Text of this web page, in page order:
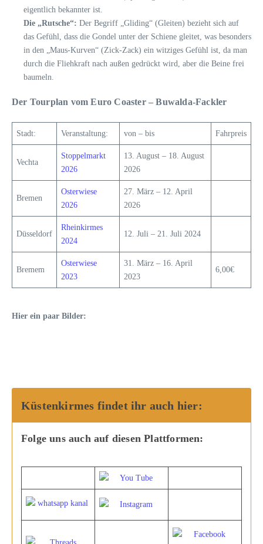
eigentlich bekannter ist.
Die „Rutsche“: Der Begriff „Gliding“ (Gleiten) bezieht sich auf
das Gefühl, dass die Gondel unter der Schiene gleitet, was besonders
in den „Maus-Kurven“ (Zick-Zack) ein witziges Gefühl ist, da man
durch die Fliehkraft nach außen gedrückt wird, aber die Beine frei
baumeln.
Der Tourplan vom Euro Coaster – Buwalda-Fackler
Stadt: Veranstaltung: von – bis Fahrpreis
Vechta
Stoppelmarkt
2026
13. August – 18. August
2026
Bremen
Osterwiese
2026
27. März – 12. April
2026
Düsseldorf
Rheinkirmes
2024
12. Juli – 21. Juli 2024
Bremem
Osterwiese
2023
31. März – 16. April
2023
6,00€
Hier ein paar Bilder:
Küstenkirmes findet ihr auch hier:
Folge uns auch auf diesen Plattformen: